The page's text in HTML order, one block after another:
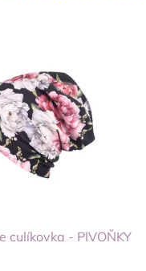
culíkovka - PIVOŇKY